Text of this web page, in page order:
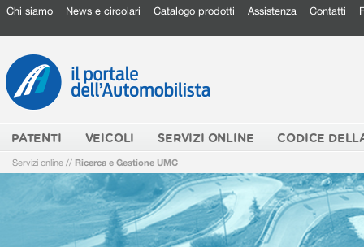
Chi siamo News e circolari Catalogo prodotti Assistenza Contatti
PATENTI VEICOLI SERVIZI ONLINE CODICE
Servizi online // Ricerca e Gestione UMC